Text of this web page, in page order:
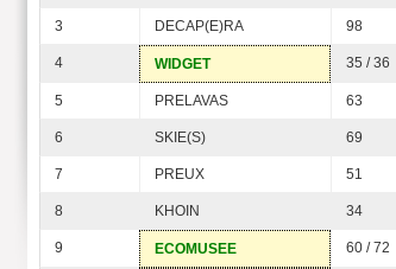
3 DECAP(E)RA 98
4 WIDGET 35 / 36
5 PRELAVAS 63
6 SKIE(S) 69
7 PREUX 51
8 KHOIN 34
9 ECOMUSEE 60 / 72